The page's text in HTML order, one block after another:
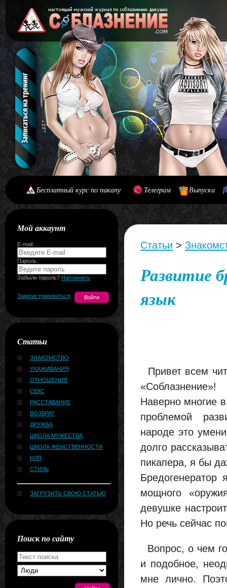
Бесплатный курс по пикапу Телеграм Выпуски
Мой аккаунт
E-mail:
Пароль:
Забыли пароль? Напомнить
Зарегистрироваться
Статьи
ЗНАКОМСТВО
УХАЖИВАНИЯ
ОТНОШЕНИЯ
СЕКС
РАССТАВАНИЕ
ВОЗВРАТ
ДРУЖБА
ШКОЛА МУЖЕСТВА
ШКОЛА ЖЕНСТВЕННОСТИ
НЛП
СТИЛЬ
ЗАГРУЗИТЬ СВОЮ СТАТЬЮ
Поиск по сайту
Статьи >
Развитие
язык
Привет всем
«Соблазнение»!
Наверно многие
проблемой
народе это
долго
пикапера, я бы
Бредогенератор
мощного
девушке
Но речь сейчас
Вопрос, о чем
и подобное,
мне лично.